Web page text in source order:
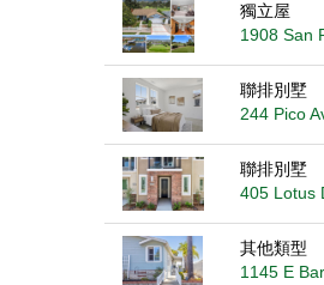
獨立屋
1908 San
聯排別墅
244 Pico
聯排別墅
405 Lotus
其他類型
1145 E